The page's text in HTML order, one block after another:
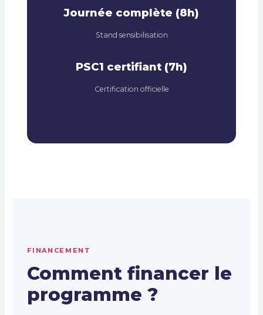
Journée complète (8h)
Stand sensibilisation
PSC1 certifiant (7h)
Certification officielle
FINANCEMENT
Comment financer le
programme ?